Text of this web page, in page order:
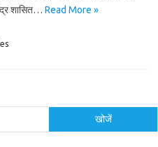
शासित… Read More »
खोजें